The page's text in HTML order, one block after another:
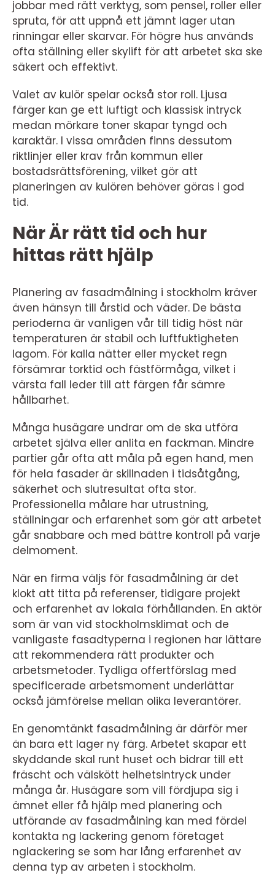
jobbar med rätt verktyg, som pensel, roller eller
spruta, för att uppnå ett jämnt lager utan
rinningar eller skarvar. För högre hus används
ofta ställning eller skylift för att arbetet ska ske
säkert och effektivt.
Valet av kulör spelar också stor roll. Ljusa
färger kan ge ett luftigt och klassisk intryck
medan mörkare toner skapar tyngd och
karaktär. I vissa områden finns dessutom
riktlinjer eller krav från kommun eller
bostadsrättsförening, vilket gör att
planeringen av kulören behöver göras i god
tid.
När Är rätt tid och hur
hittas rätt hjälp
Planering av fasadmålning i stockholm kräver
även hänsyn till årstid och väder. De bästa
perioderna är vanligen vår till tidig höst när
temperaturen är stabil och luftfuktigheten
lagom. För kalla nätter eller mycket regn
försämrar torktid och fästförmåga, vilket i
värsta fall leder till att färgen får sämre
hållbarhet.
Många husägare undrar om de ska utföra
arbetet själva eller anlita en fackman. Mindre
partier går ofta att måla på egen hand, men
för hela fasader är skillnaden i tidsåtgång,
säkerhet och slutresultat ofta stor.
Professionella målare har utrustning,
ställningar och erfarenhet som gör att arbetet
går snabbare och med bättre kontroll på varje
delmoment.
När en firma väljs för fasadmålning är det
klokt att titta på referenser, tidigare projekt
och erfarenhet av lokala förhållanden. En aktör
som är van vid stockholmsklimat och de
vanligaste fasadtyperna i regionen har lättare
att rekommendera rätt produkter och
arbetsmetoder. Tydliga offertförslag med
specificerade arbetsmoment underlättar
också jämförelse mellan olika leverantörer.
En genomtänkt fasadmålning är därför mer
än bara ett lager ny färg. Arbetet skapar ett
skyddande skal runt huset och bidrar till ett
fräscht och välskött helhetsintryck under
många år. Husägare som vill fördjupa sig i
ämnet eller få hjälp med planering och
utförande av fasadmålning kan med fördel
kontakta ng lackering genom företaget
nglackering se som har lång erfarenhet av
denna typ av arbeten i stockholm.